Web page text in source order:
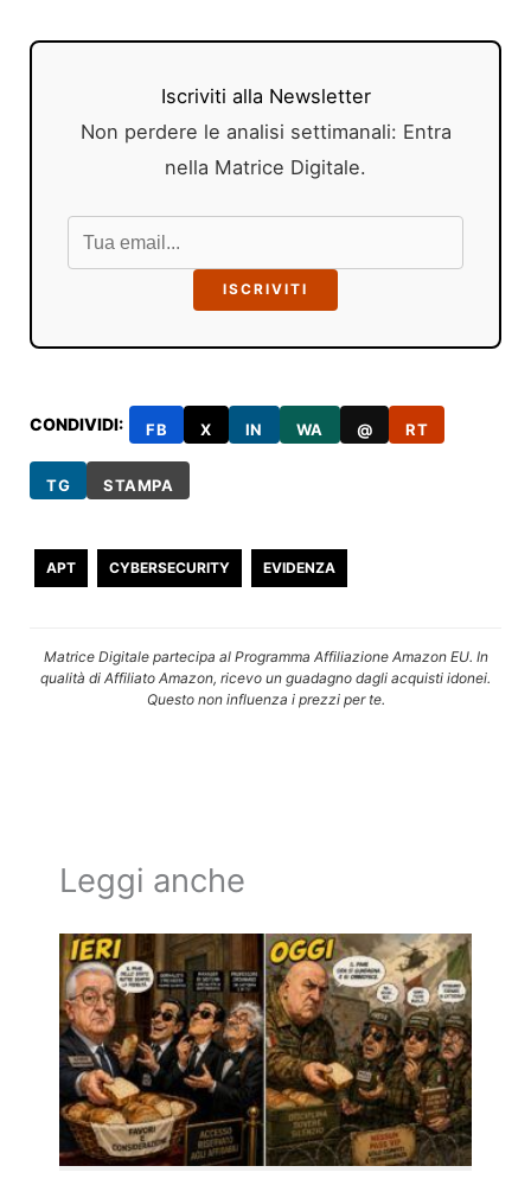
Iscriviti alla Newsletter
Non perdere le analisi settimanali: Entra
nella Matrice Digitale.
ISCRIVITI
CONDIVIDI: FB X IN WA @ RT
TG STAMPA
APT CYBERSECURITY EVIDENZA
Matrice Digitale partecipa al Programma Affiliazione Amazon EU. In
qualità di Affiliato Amazon, ricevo un guadagno dagli acquisti idonei.
Questo non influenza i prezzi per te.
Leggi anche